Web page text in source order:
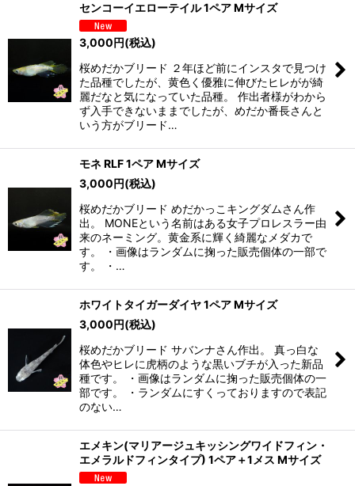
センコーイエローテイル 1ペア Mサイズ
3,000円(税込)
桜めだかブリード ２年ほど前にインスタで見つけ
た品種でしたが、黄色く優雅に伸びたヒレがが綺
麗だなと気になっていた品種。 作出者様がわから
ず入手できないままでしたが、めだか番長さんと
いう方がブリード…
モネ RLF 1ペア Mサイズ
3,000円(税込)
桜めだかブリード めだかっこキングダムさん作
出。 MONEという名前はある女子プロレスラー由
来のネーミング。黄金系に輝く綺麗なメダカで
す。 ・画像はランダムに掬った販売個体の一部で
す。 ・…
ホワイトタイガーダイヤ 1ペア Mサイズ
3,000円(税込)
桜めだかブリード サバンナさん作出。 真っ白な
体色やヒレに虎柄のような黒いブチが入った新品
種です。 ・画像はランダムに掬った販売個体の一
部です。 ・ランダムにすくっておりますので表記
のない…
エメキン(マリアージュキッシングワイドフィン・
エメラルドフィンタイプ) 1ペア＋1メス Mサイズ